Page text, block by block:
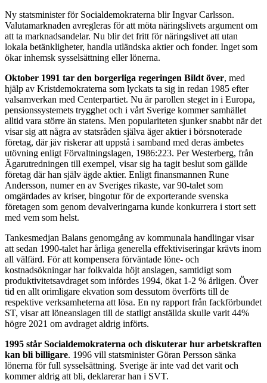
Ny statsminister för Socialdemokraterna blir Ingvar Carlsson.
Valutamarknaden avregleras för att möta näringslivets argument om
att ta marknadsandelar. Nu blir det fritt för näringslivet att utan
lokala betänkligheter, handla utländska aktier och fonder. Inget som
ökar inhemsk sysselsättning eller lönerna.
Oktober 1991 tar den borgerliga regeringen Bildt över, med
hjälp av Kristdemokraterna som lyckats ta sig in redan 1985 efter
valsamverkan med Centerpartiet. Nu är parollen steget in i Europa,
pensionssystemets trygghet och i vårt Sverige kommer samhället
alltid vara större än statens. Men populariteten sjunker snabbt när det
visar sig att några av statsråden själva äger aktier i börsnoterade
företag, där jäv riskerar att uppstå i samband med deras ämbetes
utövning enligt Förvaltningslagen, 1986:223. Per Westerberg, från
Ägarutredningen till exempel, visar sig ha tagit beslut som gällde
företag där han själv ägde aktier. Enligt finansmannen Rune
Andersson, numer en av Sveriges rikaste, var 90-talet som
omgärdades av kriser, bingotur för de exporterande svenska
företagen som genom devalveringarna kunde konkurrera i stort sett
med vem som helst.
Tankesmedjan Balans genomgång av kommunala handlingar visar
att sedan 1990-talet har årliga generella effektiviseringar krävts inom
all välfärd. För att kompensera förväntade löne- och
kostnadsökningar har folkvalda höjt anslagen, samtidigt som
produktivitetsavdraget som infördes 1994, ökat 1-2 % årligen. Över
tid en allt orimligare ekvation som dessutom överförts till de
respektive verksamheterna att lösa. En ny rapport från fackförbundet
ST, visar att löneanslagen till de statligt anställda skulle varit 44%
högre 2021 om avdraget aldrig införts.
1995 står Socialdemokraterna och diskuterar hur arbetskraften
kan bli billigare. 1996 vill statsminister Göran Persson sänka
lönerna för full sysselsättning. Sverige är inte vad det varit och
kommer aldrig att bli, deklarerar han i SVT.